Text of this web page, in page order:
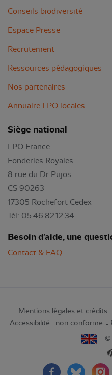
Conseils biodiversité
Espace Presse
Recrutement
Ressources pédagogiques
Nos partenaires
Annuaire LPO locales
Siège national
LPO France
Fonderies Royales
8 rue du Dr Pujos
CS 90263
17305 Rochefort Cedex
Tél: 05.46.82.12.34
Besoin d'aide, une
Contact & FAQ
Mentions légales et crédits
Accessibilité : non conforme
©